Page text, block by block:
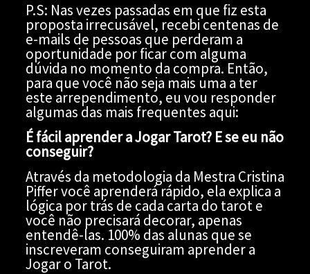
P.S: Nas vezes passadas em que fiz esta
proposta irrecusável, recebi centenas de
e-mails de pessoas que perderam a
oportunidade por ficar com alguma
dúvida no momento da compra. Então,
para que você não seja mais uma a ter
este arrependimento, eu vou responder
algumas das mais frequentes aqui:
É fácil aprender a Jogar Tarot? E se eu não
conseguir?
Através da metodologia da Mestra Cristina
Piffer você aprenderá rápido, ela explica a
lógica por trás de cada carta do tarot e
você não precisará decorar, apenas
entendê-las. 100% das alunas que se
inscreveram conseguiram aprender a
Jogar o Tarot.